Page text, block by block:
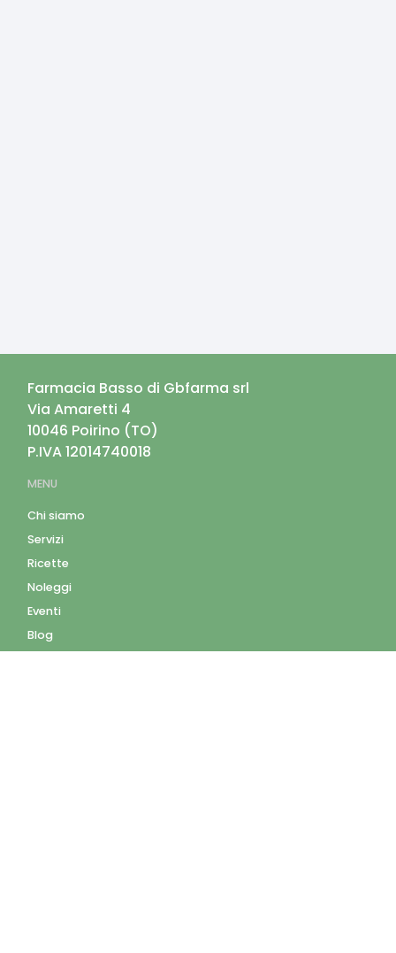
Farmacia Basso di Gbfarma srl
Via Amaretti 4
10046 Poirino (TO)
P.IVA12014740018
MENU
Chi siamo
Servizi
Ricette
Noleggi
Eventi
Blog